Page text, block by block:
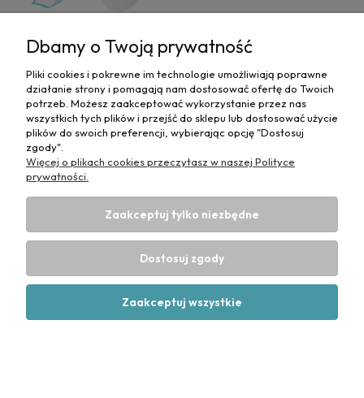
Podkład chłonny JEDNORAZOWY
HIGIENICZNY safeLINE PAD [SAP] 90x60 - 150
szt. / Mercator
147,00 zł
Dbamy o Twoją prywatność
Pliki cookies i pokrewne im technologie umożliwiają poprawne
działanie strony i pomagają nam dostosować ofertę do Twoich
potrzeb. Możesz zaakceptować wykorzystanie przez nas
wszystkich tych plików i przejść do sklepu lub dostosować użycie
plików do swoich preferencji, wybierając opcję "Dostosuj
zgody".
Więcej o plikach cookies przeczytasz w naszej Polityce
prywatności.
Zaakceptuj tylko niezbędne
Dostosuj zgody
Zaakceptuj wszystkie